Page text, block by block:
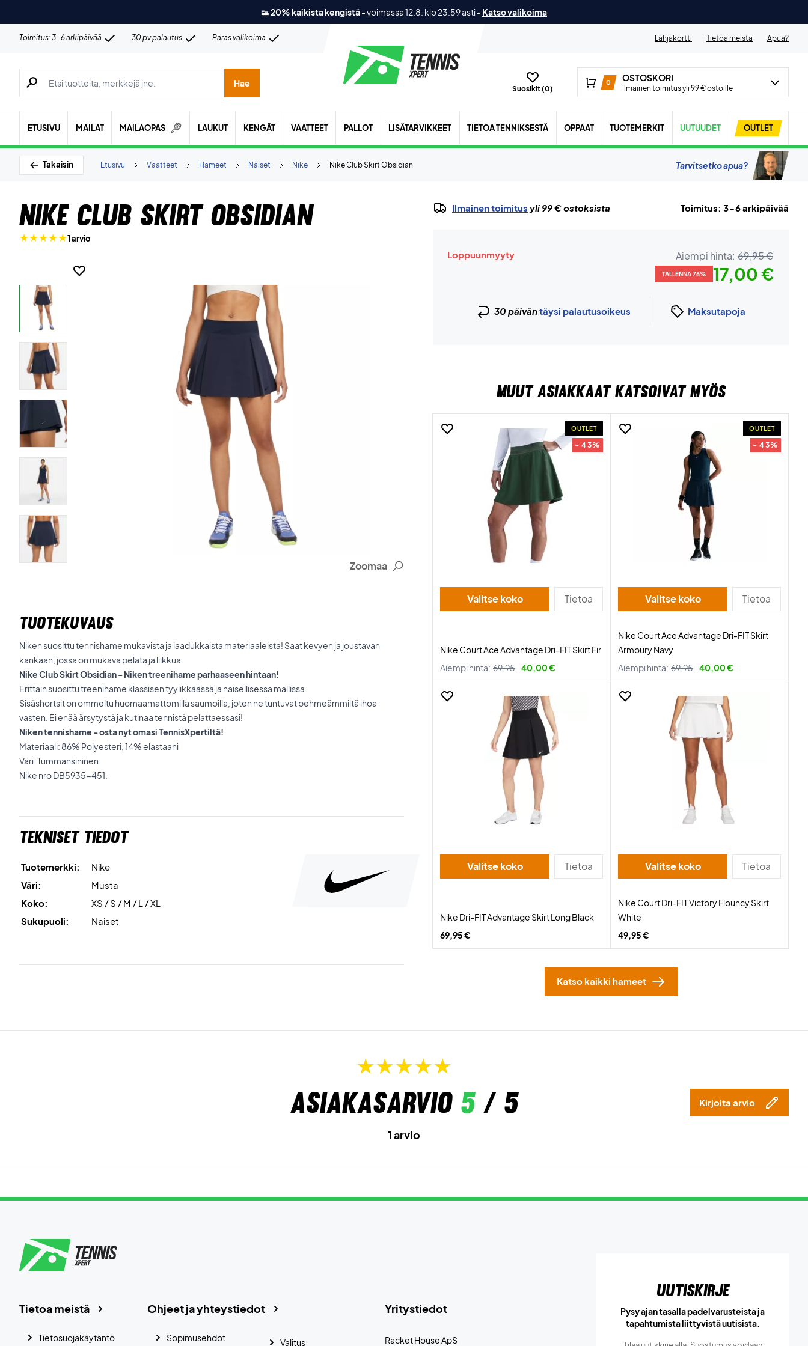
👟 20% kaikista kengistä-voimassa 12.8. klo 23.59 asti- Katso valikoima
Toimitus: 3-6 arkipäivää 30 pv palautus Paras valikoima Lahjakortti Tietoa meistä Apua?
Hae tuotteita, merkkejä jne.
Hae
Suosikit (0)
0 OSTOSKORI
Ilmainen toimitus yli 99 € ostoille
ETUSIVU MAILAT MAILAOPAS LAUKUT KENGÄT VAATTEET PALLOT LISÄTARVIKKEET TIETOA TENNIKSESTÄ OPPAAT TUOTEMERKIT UUTUUDET OUTLET
Takaisin Nike Club Skirt Obsidian
Nike
Naiset
Hameet
Vaatteet
Etusivu Tarvitsetko apua?
Nike Club Skirt Obsidian
1 arvio
Zoomaa
TUOTEKUVAUS
Niken suosittu tennishame mukavista ja laadukkaista materiaaleista! Saat kevyen ja joustavan
kankaan, jossa on mukava pelata ja liikkua.
Nike Club Skirt Obsidian - Niken treenihame parhaaseen hintaan!
Erittäin suosittu treenihame klassisen tyylikkäässä ja naisellisessa mallissa.
Sisäshortsit on ommeltu huomaamattomilla saumoilla, joten ne tuntuvat pehmeämmiltä ihoa
vasten. Ei enää ärsytystä ja kutinaa tennistä pelattaessasi!
Niken tennishame - osta nyt omasi TennisXpertiltä!
Materiaali: 86% Polyesteri, 14% elastaani
Väri: Tummansininen
Nike nro DB5935-451.
Tekniset tiedot
Tuotemerkki:
Nike
Väri:
Musta
Koko:
XS / S / M / L / XL
Sukupuoli:
Naiset
Ilmainen toimitus yli 99 € ostoksista Toimitus: 3-6 arkipäivää
Loppuunmyyty Aiempi hinta: 69,95 €
TALLENNA 76% 17,00 €
30 päiväntäysi palautusoikeus Maksutapoja
MUUT ASIAKKAAT KATSOIVAT MYÖS
OUTLET
- 43%
Valitse koko Tietoa
Nike Court Ace Advantage Dri-FIT Skirt Fir
Aiempi hinta: 69,95 40,00 €
OUTLET
- 43%
Valitse koko Tietoa
Nike Court Ace Advantage Dri-FIT Skirt
Armoury Navy
Aiempi hinta: 69,95 40,00 €
Valitse koko Tietoa
Nike Dri-FIT Advantage Skirt Long Black
69,95 €
Valitse koko Tietoa
Nike Court Dri-FIT Victory Flouncy Skirt
White
49,95 €
Katso kaikki hameet
Asiakasarvio 5/ 5 Kirjoita arvio
1 arvio
Yritystiedot
Racket House ApS
Ohjeet ja yhteystiedot
Sopimusehdot Valitus
Tietoa meistä
Tietosuojakäytäntö
Uutiskirje
Pysy ajan tasalla padelvarusteista ja
tapahtumista liittyvistä uutisista.